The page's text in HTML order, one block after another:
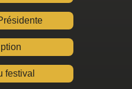
festival